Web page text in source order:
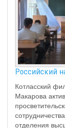
Российский
Котласский
Макарова
отделения